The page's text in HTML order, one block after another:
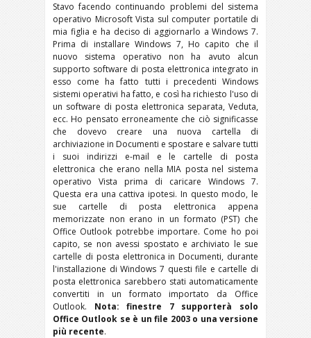
Stavo facendo continuando problemi del sistema
operativo Microsoft Vista sul computer portatile di
mia figlia e ha deciso di aggiornarlo a Windows 7.
Prima di installare Windows 7, Ho capito che il
nuovo sistema operativo non ha avuto alcun
supporto software di posta elettronica integrato in
esso come ha fatto tutti i precedenti Windows
sistemi operativi ha fatto, e così ha richiesto l'uso di
un software di posta elettronica separata, Veduta,
ecc. Ho pensato erroneamente che ciò significasse
che dovevo creare una nuova cartella di
archiviazione in Documenti e spostare e salvare tutti
i suoi indirizzi e-mail e le cartelle di posta
elettronica che erano nella MIA posta nel sistema
operativo Vista prima di caricare Windows 7.
Questa era una cattiva ipotesi. In questo modo, le
sue cartelle di posta elettronica appena
memorizzate non erano in un formato (PST) che
Office Outlook potrebbe importare. Come ho poi
capito, se non avessi spostato e archiviato le sue
cartelle di posta elettronica in Documenti, durante
l'installazione di Windows 7 questi file e cartelle di
posta elettronica sarebbero stati automaticamente
convertiti in un formato importato da Office
Outlook. Nota:
finestre 7 supporterà solo
Office Outlook se è un file 2003 o una versione
più recente.